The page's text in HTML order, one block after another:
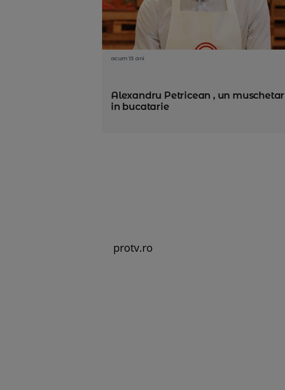
acum 13 ani
Alexandru Petricean , un muschetar
in bucatarie
protv.ro